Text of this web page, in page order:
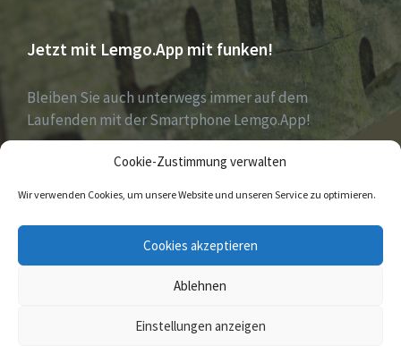
Cookie-Zustimmung verwalten
Wir verwenden Cookies, um unsere Website und unseren Service zu optimieren.
Cookies akzeptieren
Ablehnen
Einstellungen anzeigen
Jetzt mit Lemgo.App mit funken!
Bleiben Sie auch unterwegs immer auf dem
Laufenden mit der Smartphone Lemgo.App!
Jetzt laden für iOS & Android
Facebook Twitter